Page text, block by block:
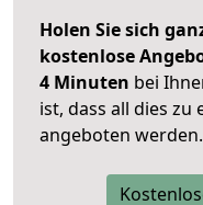
Holen Sie sich
kostenlose
4 Minuten bei
ist, dass all dies zu
angeboten werden.